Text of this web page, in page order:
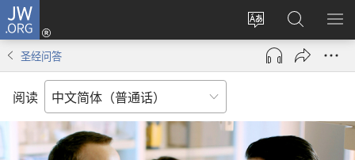
JW.ORG
更
改
网
言
登
录
（打
口）
搜
索
JW.ORG
显
圣经问答
阅读